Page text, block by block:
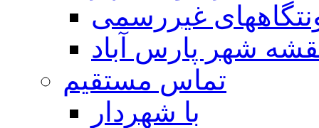
غیررسمی
شهر پارس آباد
تماس مستقیم
با شهردار